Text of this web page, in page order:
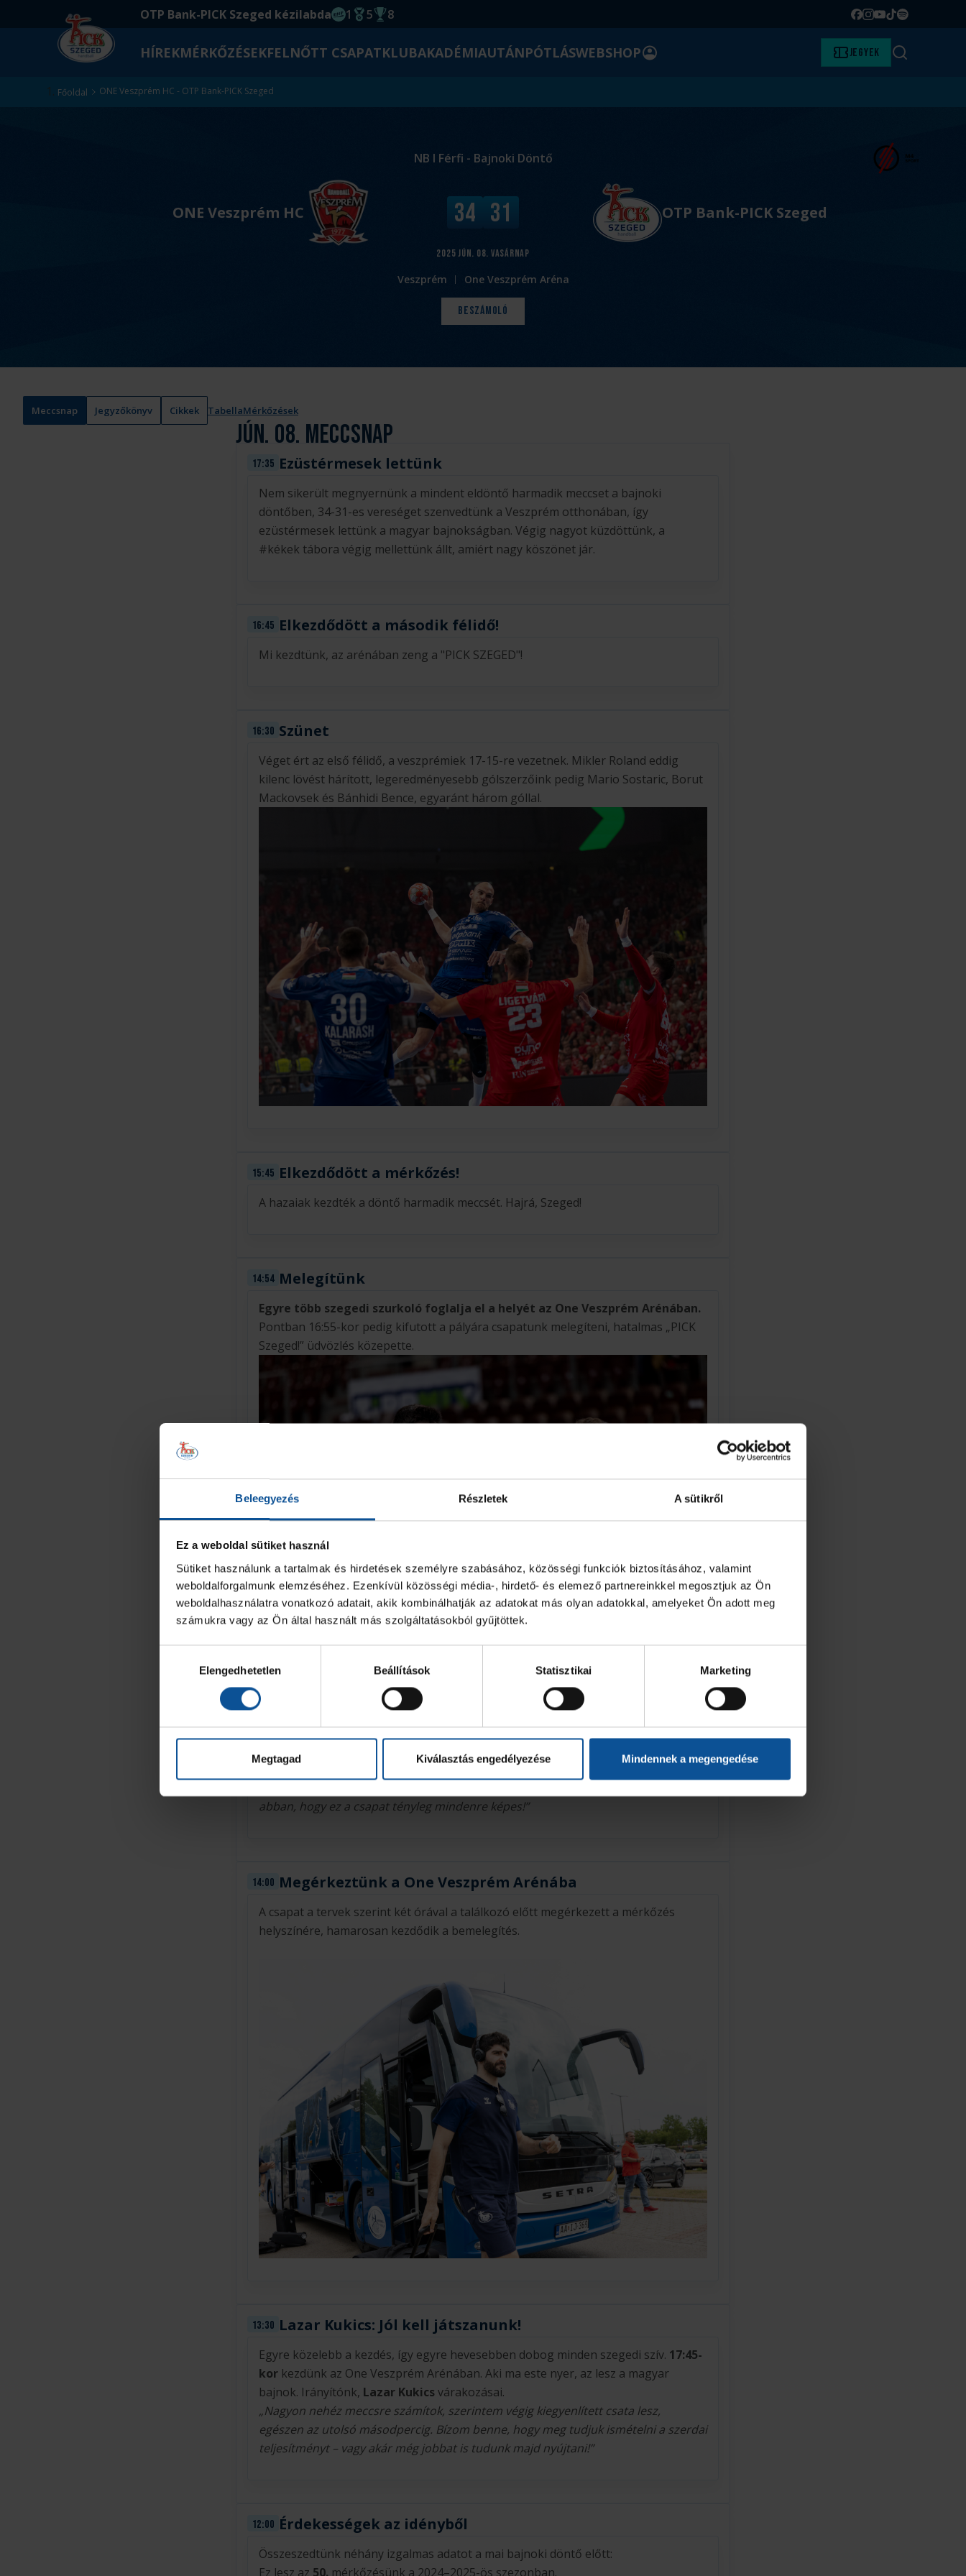
Beleegyezés Részletek A sütikről
Ez a weboldal sütiket használ
Sütiket használunk a tartalmak és hirdetések személyre szabásához, közösségi funkciók biztosításához, valamint
weboldalforgalmunk elemzéséhez. Ezenkívül közösségi média-, hirdető- és elemező partnereinkkel megosztjuk az Ön
weboldalhasználatra vonatkozó adatait, akik kombinálhatják az adatokat más olyan adatokkal, amelyeket Ön adott meg
számukra vagy az Ön által használt más szolgáltatásokból gyűjtöttek.
kiválasztásaElengedhetetlen Beállítások Statisztikai Marketing
Megtagad Kiválasztás engedélyezése Mindennek a megengedése
OTP Bank-PICK Szeged kézilabda
EHF kupagyőzelem 2014
1
Magyar Bajnoki cím
5
Magyar-Kupa győzelem
8 Facebook
Instagram
YouTube
TikTok
Spotify
HÍREKMÉRKŐZÉSEKFELNŐTT CSAPATKLUBAKADÉMIAUTÁNPÓTLÁSWEBSHOPBELÉPÉS Jegyek Keresés
Főoldal ONE Veszprém HC - OTP Bank-PICK Szeged
NB I Férfi - Bajnoki Döntő
ONE Veszprém HC OTP Bank-PICK Szeged
2025jún. 08. vasárnap
V
é
e
r
e
d
m
n
34 31
Veszprém One Veszprém Aréna
Beszámoló
Meccsnap Jegyzőkönyv Cikkek TabellaMérkőzések
jún. 08. Meccsnap
17:35 Ezüstérmesek lettünk
Nem sikerült megnyernünk a mindent eldöntő harmadik meccset a bajnoki
döntőben, 34-31-es vereséget szenvedtünk a Veszprém otthonában, így
ezüstérmesek lettünk a magyar bajnokságban. Végig nagyot küzdöttünk, a
#kékek tábora végig mellettünk állt, amiért nagy köszönet jár.
16:45 Elkezdődött a második félidő!
Mi kezdtünk, az arénában zeng a "PICK SZEGED"!
16:30 Szünet
Véget ért az első félidő, a veszprémiek 17-15-re vezetnek. Mikler Roland eddig
kilenc lövést hárított, legeredményesebb gólszerzőink pedig Mario Sostaric, Borut
Mackovsek és Bánhidi Bence, egyaránt három góllal.
15:45 Elkezdődött a mérkőzés!
A hazaiak kezdték a döntő harmadik meccsét. Hajrá, Szeged!
14:54 Melegítünk
Egyre több szegedi szurkoló foglalja el a helyét az One Veszprém Arénában.
Pontban 16:55-kor pedig kifutott a pályára csapatunk melegíteni, hatalmas „PICK
Szeged!” üdvözlés közepette.
Csapatunk mestere, Michael Apelgren honlapunkon hosszabban nyilatkozott
bajnoki döntő előtt. Íme egy részlet a beszélgetésből:
abban, hogy ez a csapat tényleg mindenre képes!”
14:00 Megérkeztünk a One Veszprém Arénába
A csapat a tervek szerint két órával a találkozó előtt megérkezett a mérkőzés
helyszínére, hamarosan kezdődik a bemelegítés.
13:30 Lazar Kukics: Jól kell játszanunk!
Egyre közelebb a kezdés, így egyre hevesebben dobog minden szegedi szív. 17:45-
kor kezdünk az One Veszprém Arénában. Aki ma este nyer, az lesz a magyar
bajnok. Irányítónk, Lazar Kukics várakozásai.
„Nagyon nehéz meccsre számítok, szerintem végig kiegyenlített csata lesz,
egészen az utolsó másodpercig. Bízom benne, hogy meg tudjuk ismételni a szerdai
teljesítményt – vagy akár még jobbat is tudunk majd nyújtani!”
12:00 Érdekességek az idényből
Összeszedtünk néhány izgalmas adatot a mai bajnoki döntő előtt:
Ez lesz az 50. mérkőzésünk a 2024–2025-ös szezonban.